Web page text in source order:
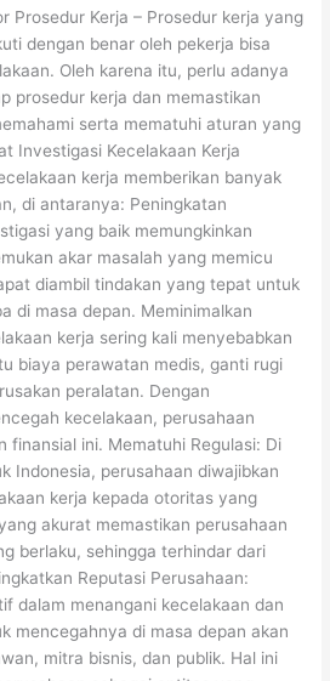
Prosedur Kerja – Prosedur kerja yang
dengan benar oleh pekerja bisa
Oleh karena itu, perlu adanya
prosedur kerja dan memastikan
serta mematuhi aturan yang
Investigasi Kecelakaan Kerja
kerja memberikan banyak
di antaranya: Peningkatan
yang baik memungkinkan
akar masalah yang memicu
diambil tindakan yang tepat untuk
di masa depan. Meminimalkan
kerja sering kali menyebabkan
biaya perawatan medis, ganti rugi
peralatan. Dengan
kecelakaan, perusahaan
finansial ini. Mematuhi Regulasi: Di
Indonesia, perusahaan diwajibkan
kerja kepada otoritas yang
akurat memastikan perusahaan
berlaku, sehingga terhindar dari
Reputasi Perusahaan:
dalam menangani kecelakaan dan
mencegahnya di masa depan akan
mitra bisnis, dan publik. Hal ini